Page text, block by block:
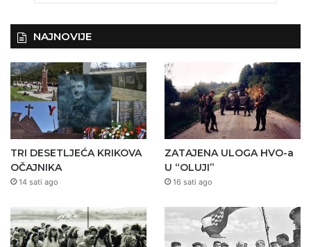
NAJNOVIJE
TRI DESETLJEĆA KRIKOVA
OČAJNIKA
14 sati ago
ZATAJENA ULOGA HVO-a
U “OLUJI”
16 sati ago